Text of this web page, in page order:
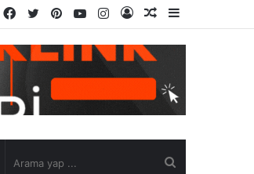
Kenar
Rastgele
Kayıt
Instagram
YouTube
Pinterest
Twitter
Facebook